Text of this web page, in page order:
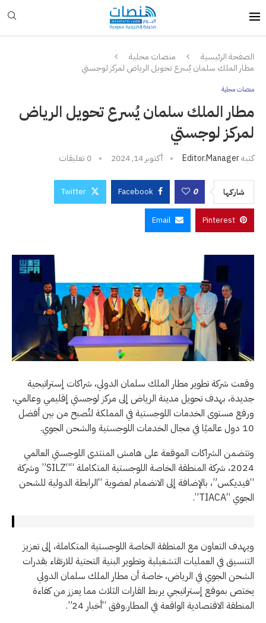
الصفحة الرئيسية
منصات محلية
مطار الملك سلمان يُسرع تحويل الرياض لمركز لوجستي
منصات محلية
مطار الملك سلمان يُسرع تحويل الرياض
لمركز لوجستي
كتبهEditor.manager أكتوبر 14, 2024 0 تعليقات
شاركها 0
Facebook
Twitter
Pinterest
Email
وقعت شركة تطوير مطار الملك سلمان الدولي، شراكات إستراتيجية
جديدة، بهدف تحويل مدينة الرياض إلى مركز لوجستي إقليمي وعالمي،
ورفع مستوى الخدمات اللوجستية في المملكة لتُصبح من بين أفضل
10 دول عالميًا في مجال الخدمات اللوجستية والشحن الجوي.
وتتضمن الشراكات الموقعة على هامش المنتدى اللوجستي العالمي
2024، شركة المنطقة الخاصة اللوجستية المتكاملة ““SILZ” وشركة
“فيديكس”، بالإضافة إلى الانضمام لعضوية “الرابطة الدولية للشحن
الجوي “TIACA”.
ويهدف التعاون مع المنطقة الخاصة اللوجستية المتكاملة، إلى تعزيز
التنسيق في العمليات التشغيلية وتطوير البنية التحتية للارتقاء بقدرات
الشحن الجوي في الرياض، خاصة أن مطار الملك سلمان الدولي
يختص بموقع إستراتيجي يربط القارات الثلاث مما يعزز من كفاءة
المنطقة الاقتصادية الواقعة في المطار.وفق “أخبار 24”.